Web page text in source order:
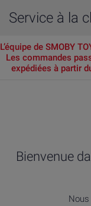
Service à la
L’équipe de SMOBY
Les commandes
expédiées à partir
Bienvenue